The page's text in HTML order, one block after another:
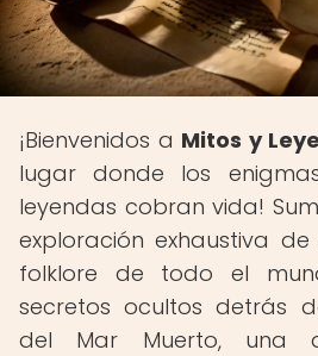
¡Bienvenidos a Mitos y
lugar donde los
leyendas cobran vida!
exploración exhaustiva
folklore de todo el
secretos ocultos detrás
del Mar Muerto, una